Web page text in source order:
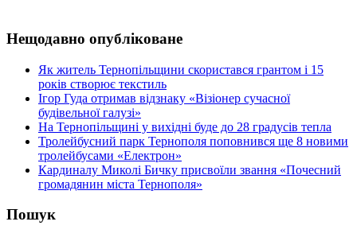
Нещодавно опубліковане
Як житель Тернопільщини скористався грантом і 15
років створює текстиль
Ігор Гуда отримав відзнаку «Візіонер сучасної
будівельної галузі»
На Тернопільщині у вихідні буде до 28 градусів тепла
Тролейбусний парк Тернополя поповнився ще 8 новими
тролейбусами «Електрон»
Кардиналу Миколі Бичку присвоїли звання «Почесний
громадянин міста Тернополя»
Пошук